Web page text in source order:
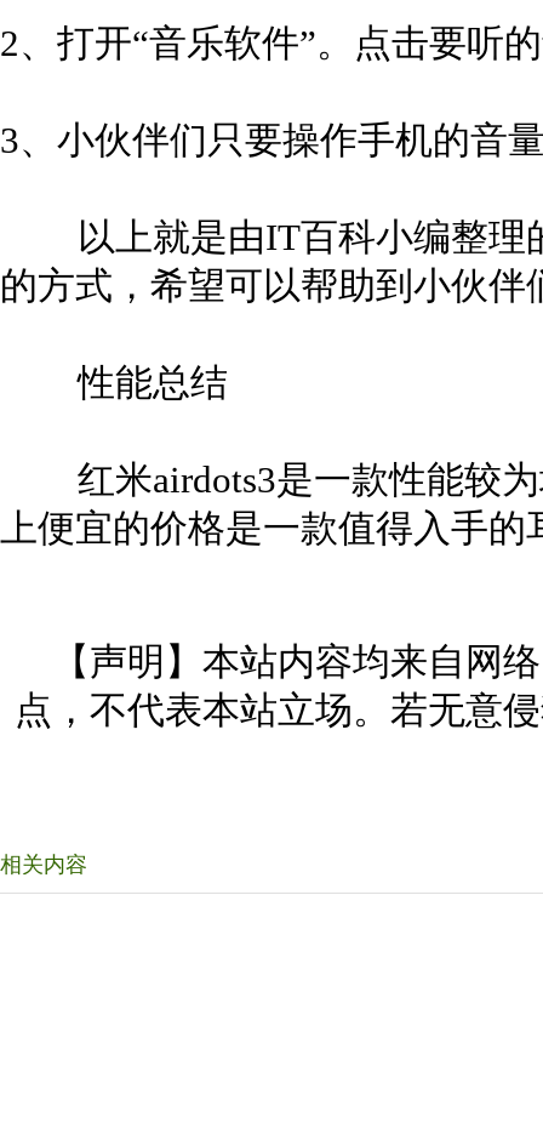
2、打开“音乐软件”。点击要听
3、小伙伴们只要操作手机的音
以上就是由IT百科小编整理
的方式，希望可以帮助到小伙伴
性能总结
红米airdots3是一款性能较为
上便宜的价格是一款值得入手的
【声明】本站内容均来自网
点，不代表本站立场。若无意
相关内容